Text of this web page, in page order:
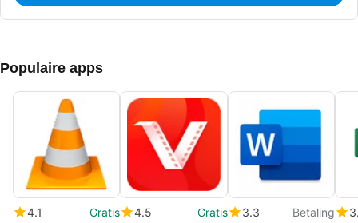
Populaire apps
4.1
Gratis
4.5
Gratis
3.3
Betaling